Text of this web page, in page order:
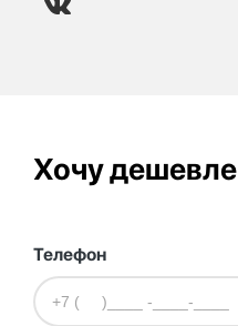
Хочу дешевле
Телефон